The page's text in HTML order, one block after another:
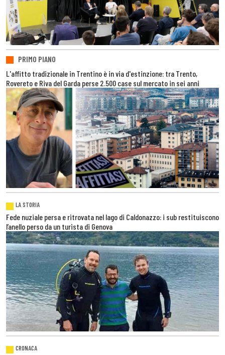
PRIMO PIANO
L'affitto tradizionale in Trentino è in via d'estinzione: tra Trento,
Rovereto e Riva del Garda perse 2.500 case sul mercato in sei anni
LA STORIA
Fede nuziale persa e ritrovata nel lago di Caldonazzo: i sub restituiscono
l’anello perso da un turista di Genova
CRONACA